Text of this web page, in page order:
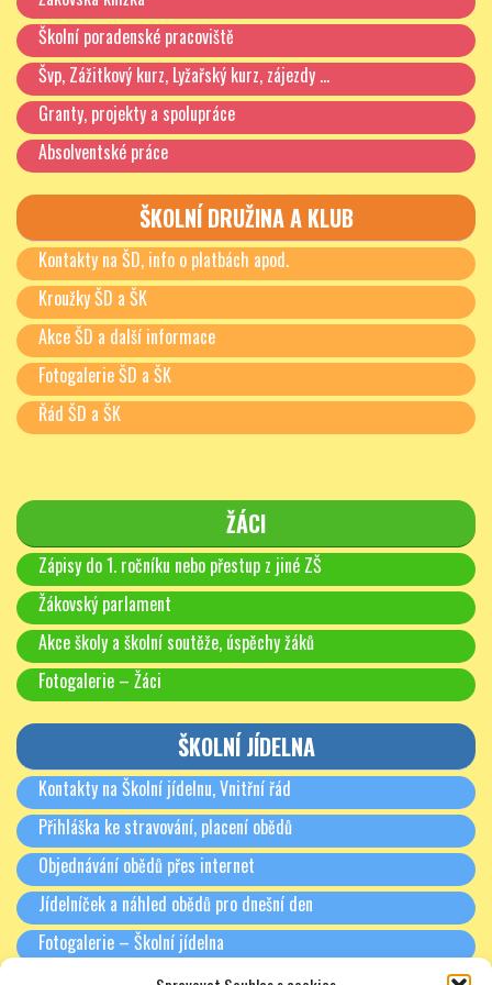
Školní poradenské pracoviště
Švp, Zážitkový kurz, Lyžařský kurz, zájezdy …
Granty, projekty a spolupráce
Absolventské práce
ŠKOLNÍ DRUŽINA A KLUB
Kontakty na ŠD, info o platbách apod.
Kroužky ŠD a ŠK
Akce ŠD a další informace
Fotogalerie ŠD a ŠK
Řád ŠD a ŠK
ŽÁCI
Zápisy do 1. ročníku nebo přestup z jiné ZŠ
Žákovský parlament
Akce školy a školní soutěže, úspěchy žáků
Fotogalerie – Žáci
ŠKOLNÍ JÍDELNA
Kontakty na Školní jídelnu, Vnitřní řád
Přihláška ke stravování, placení obědů
Objednávání obědů přes internet
Jídelníček a náhled obědů pro dnešní den
Fotogalerie – Školní jídelna